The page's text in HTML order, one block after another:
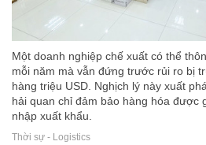
Một doanh nghiệp chế xuất có thể
mỗi năm mà vẫn đứng trước rủi ro bị
hàng triệu USD. Nghịch lý này xuất
hải quan chỉ đảm bảo hàng hóa được
nhập xuất khẩu.
Thời sự - Logistics